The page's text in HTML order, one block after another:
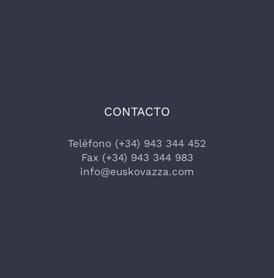
CONTACTO
Teléfono (+34) 943 344 452
Fax (+34) 943 344 983
info@euskovazza.com